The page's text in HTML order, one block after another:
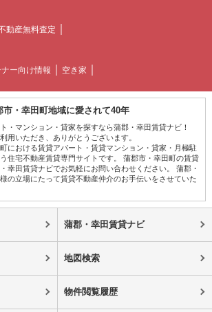
動産無料査定
ナー向け情報 空き家
市・幸田町地域に愛されて40年
・マンション・貸家を探すなら蒲郡・幸田賃貸ナビ！
用いただき、ありがとうございます。
における賃貸アパート・賃貸マンション・貸家・月極駐
住宅不動産賃貸専門サイトです。 蒲郡市・幸田町の賃貸
幸田賃貸ナビでお気軽にお問い合わせください。 蒲郡・
の立場にたって賃貸不動産仲介のお手伝いをさせていた
蒲郡・幸田賃貸ナビ
地図検索
物件閲覧履歴